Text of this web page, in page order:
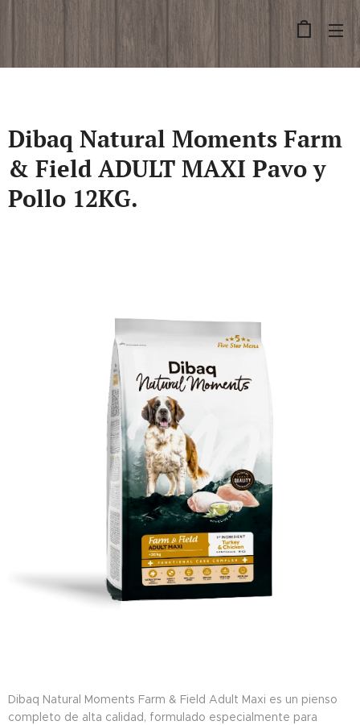
Dibaq Natural Moments Farm
& Field ADULT MAXI Pavo y
Pollo 12KG.
Dibaq Natural Moments Farm & Field Adult Maxi es un pienso
completo de alta calidad, formulado especialmente para